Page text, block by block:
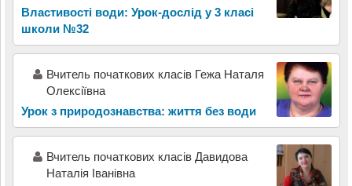
Властивості води: Урок-дослід у 3 класі
школи №32
Вчитель початкових класів Гежа Наталя
Олексіївна
Урок з природознавства: життя без води
Вчитель початкових класів Давидова
Наталія Іванівна